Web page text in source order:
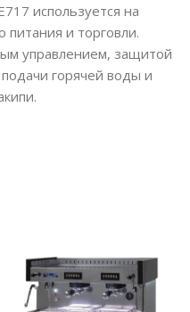
используется на
и торговли.
управлением, защитой
горячей воды и